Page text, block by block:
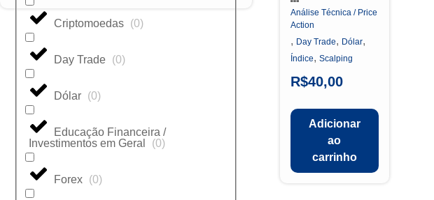
Criptomoedas (0)
Day Trade (0)
Dólar (0)
Educação Financeira /
Investimentos em Geral
(0)
Forex (0)
Análise Técnica / Price
Action
, Day Trade, Dólar,
Índice, Scalping
R$40,00
Adicionar
ao
carrinho